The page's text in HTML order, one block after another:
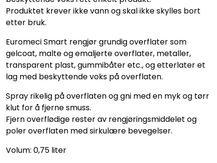
Produktet krever ikke vann og skal ikke skylles bort
etter bruk.
Euromeci Smart rengjør grundig overflater som
gelcoat, malte og emaljerte overflater, metaller,
transparent plast, gummibåter etc., og etterlater et
lag med beskyttende voks på overflaten.
Spray rikelig på overflaten og gni med en myk og tørr
klut for å fjerne smuss.
Fjern overflødige rester av rengjøringsmiddelet og
poler overflaten med sirkulære bevegelser.
Volum: 0,75 liter